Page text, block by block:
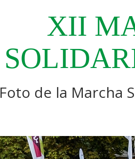
XII
Foto de la Marcha